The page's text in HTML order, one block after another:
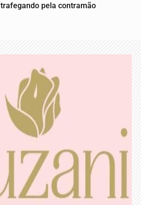
trafegando pela contramão